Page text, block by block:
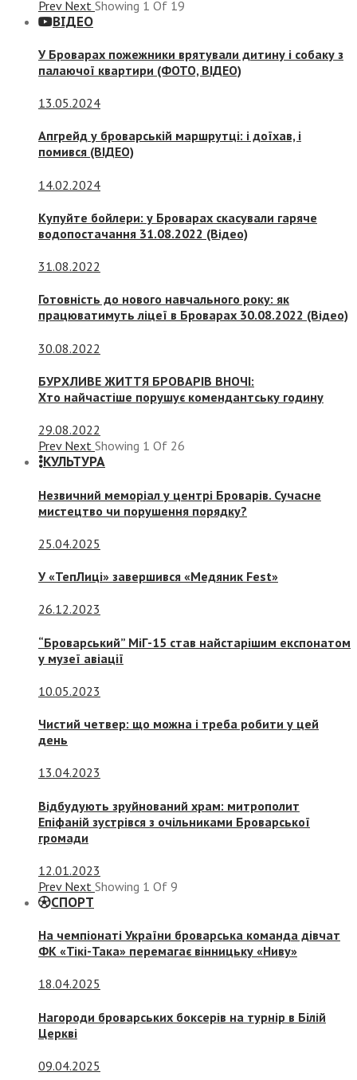
Prev Next Showing 1 Of 19
ВІДЕО
У Броварах пожежники врятували дитину і собаку з
палаючої квартири (ФОТО, ВІДЕО)
13.05.2024
Апгрейд у броварській маршрутці: і доїхав, і
помився (ВІДЕО)
14.02.2024
Купуйте бойлери: у Броварах скасували гаряче
водопостачання 31.08.2022 (Відео)
31.08.2022
Готовність до нового навчального року: як
працюватимуть ліцеї в Броварах 30.08.2022 (Відео)
30.08.2022
БУРХЛИВЕ ЖИТТЯ БРОВАРІВ ВНОЧІ:
Хто найчастіше порушує комендантську годину
29.08.2022
Prev Next Showing 1 Of 26
КУЛЬТУРА
Незвичний меморіал у центрі Броварів. Сучасне
мистецтво чи порушення порядку?
25.04.2025
У «ТепЛиці» завершився «Медяник Fest»
26.12.2023
“Броварський” МіГ-15 став найстарішим експонатом
у музеї авіації
10.05.2023
Чистий четвер: що можна і треба робити у цей
день
13.04.2023
Відбудують зруйнований храм: митрополит
Епіфаній зустрівся з очільниками Броварської
громади
12.01.2023
Prev Next Showing 1 Of 9
СПОРТ
На чемпіонаті України броварська команда дівчат
ФК «Тікі-Така» перемагає вінницьку «Ниву»
18.04.2025
Нагороди броварських боксерів на турнір в Білій
Церкві
09.04.2025